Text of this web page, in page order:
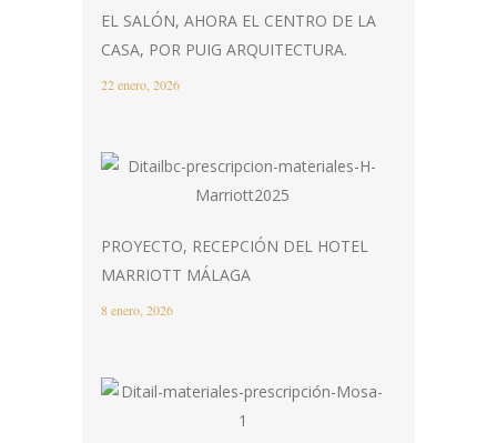
EL SALÓN, AHORA EL CENTRO DE LA
CASA, POR PUIG ARQUITECTURA.
22 enero, 2026
PROYECTO, RECEPCIÓN DEL HOTEL
MARRIOTT MÁLAGA
8 enero, 2026